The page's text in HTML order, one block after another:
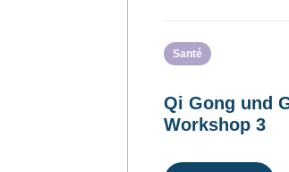
Santé
Qi Gong und
Workshop 3